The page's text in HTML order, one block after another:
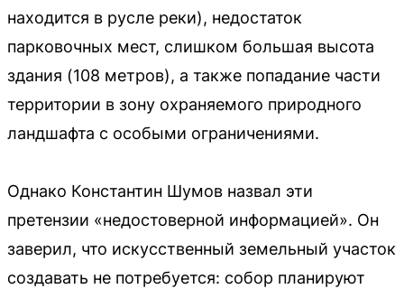
находится в русле реки), недостаток
парковочных мест, слишком большая высота
здания (108 метров), а также попадание части
территории в зону охраняемого природного
ландшафта с особыми ограничениями.
Однако Константин Шумов назвал эти
претензии «недостоверной информацией». Он
заверил, что искусственный земельный участок
создавать не потребуется: собор планируют